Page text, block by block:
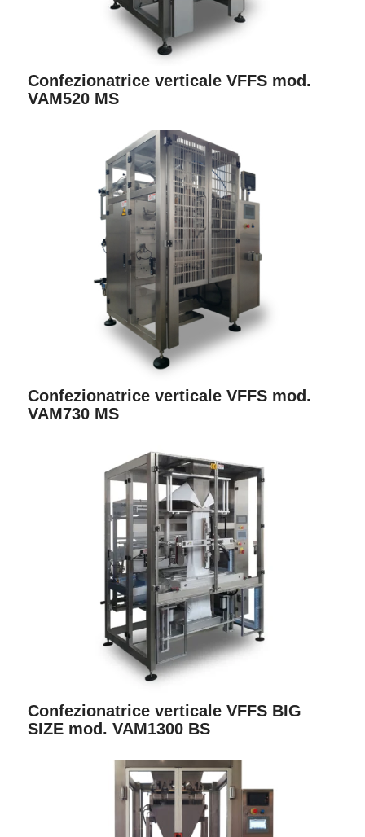
Confezionatrice verticale VFFS mod.
VAM520 MS
Confezionatrice verticale VFFS mod.
VAM730 MS
Confezionatrice verticale VFFS BIG
SIZE mod. VAM1300 BS